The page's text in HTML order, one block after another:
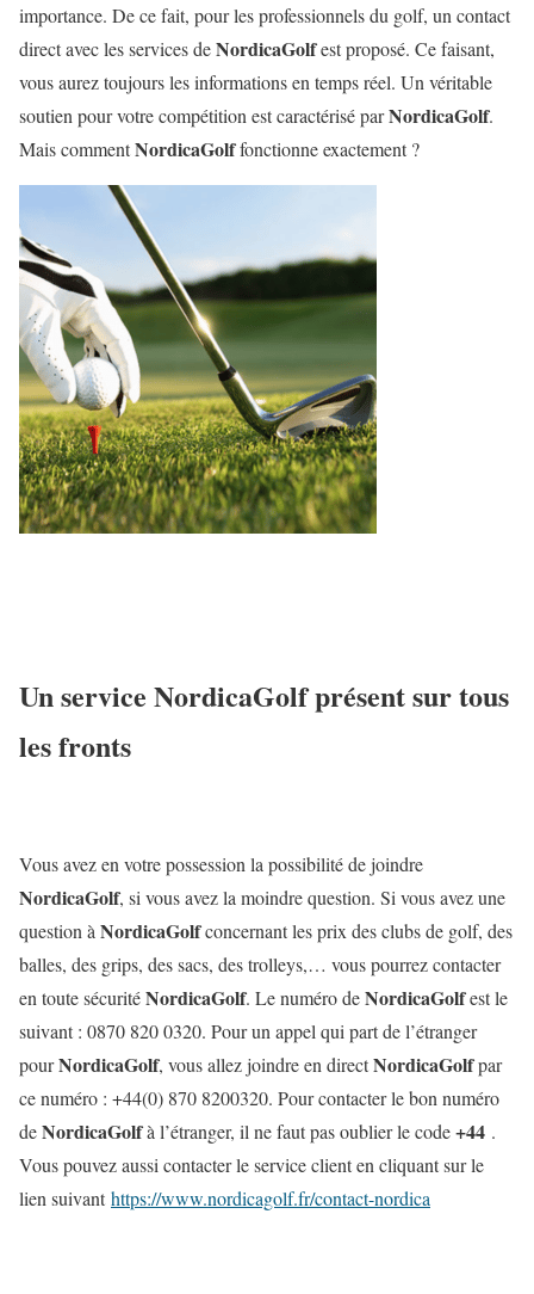
importance. De ce fait, pour les professionnels du golf, un contact
direct avec les services deNordicaGolfest proposé. Ce faisant,
vous aurez toujours les informations en temps réel. Un véritable
soutien pour votre compétition est caractérisé parNordicaGolf.
Mais commentNordicaGolffonctionne exactement ?
Un service NordicaGolfprésent sur tous
les fronts
Vous avez en votre possession la possibilité de joindre
NordicaGolf, si vous avez la moindre question. Si vous avez une
question àNordicaGolfconcernant les prix des clubs de golf, des
balles, des grips, des sacs, des trolleys,… vous pourrez contacter
en toute sécuritéNordicaGolf. Le numéro deNordicaGolfest le
suivant : 0870 820 0320. Pour un appel qui part de l’étranger
pourNordicaGolf, vous allez joindre en directNordicaGolfpar
ce numéro : +44(0) 870 8200320. Pour contacter le bon numéro
deNordicaGolfà l’étranger, il ne faut pas oublier le code+44 .
Vous pouvez aussi contacter le service client en cliquant sur le
lien suivant https://www.nordicagolf.fr/contact-nordica